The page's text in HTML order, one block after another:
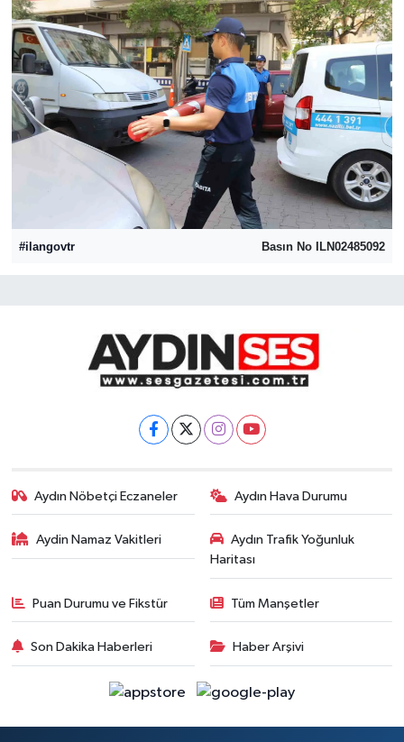
#ilangovtr Basın No ILN02485092
Aydın Nöbetçi Eczaneler Aydın Hava Durumu
Aydin Namaz Vakitleri
Aydın Trafik Yoğunluk
Haritası
Puan Durumu ve Fikstür Tüm Manşetler
Son Dakika Haberleri Haber Arşivi